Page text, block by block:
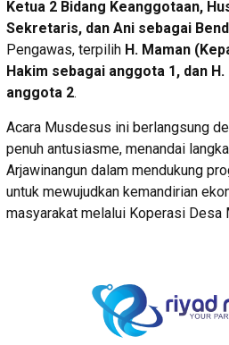
Ketua 2 Bidang Keanggotaan,
Sekretaris, dan Ani sebagai
Pengawas, terpilih H. Maman
Hakim sebagai anggota 1, dan
anggota 2.
Acara Musdesus ini berlangsung
penuh antusiasme, menandai
Arjawinangun dalam mendukung
untuk mewujudkan kemandirian
masyarakat melalui Koperasi Desa